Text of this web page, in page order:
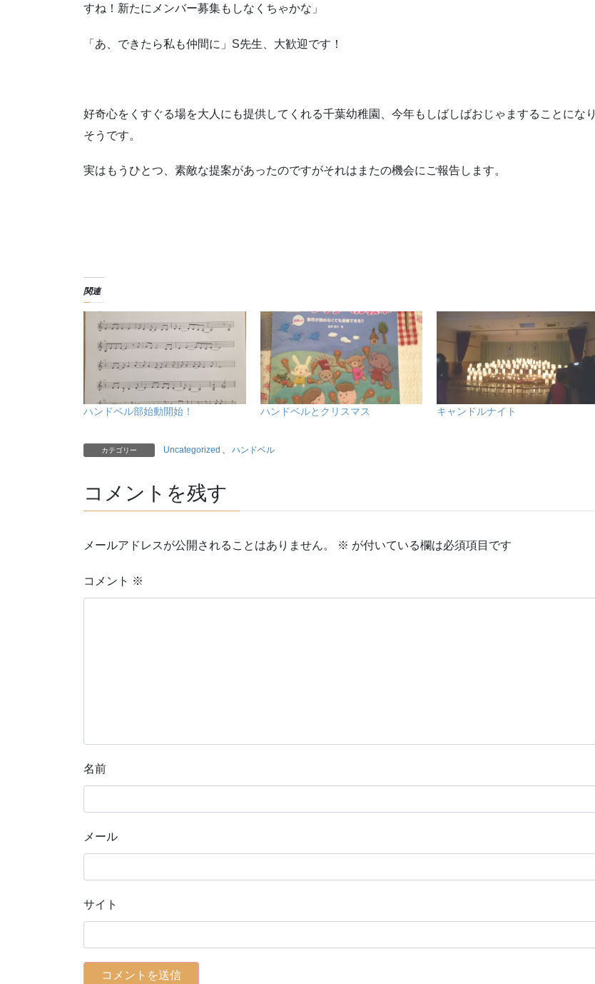
すね！新たにメンバー募集もしなくちゃかな」
「あ、できたら私も仲間に」S先生、大歓迎です！
好奇心をくすぐる場を大人にも提供してくれる千葉幼稚園、今年もしばしばおじゃますることになり
そうです。
実はもうひとつ、素敵な提案があったのですがそれはまたの機会にご報告します。
関連
ハンドベル部始動開始！ ハンドベルとクリスマス キャンドルナイト
カテゴリー Uncategorized ハンドベル
コメントを残す
メールアドレスが公開されることはありません。 ※ が付いている欄は必須項目です
コメント ※
名前
メール
サイト